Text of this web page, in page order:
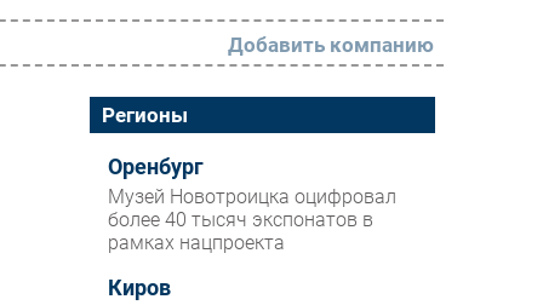
РАЗДЕЛЫ
Новости
Аналитика
Интервью
Мероприятия
Добавить компанию
Регионы
Оренбург
Музей Новотроицка оцифровал
более 40 тысяч экспонатов в
рамках нацпроекта
Киров